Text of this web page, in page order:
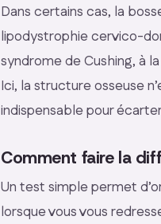
Dans certains cas, la
lipodystrophie cervico-
syndrome de Cushing, à
Ici, la structure osseuse
indispensable pour
Comment faire la
Un test simple permet
lorsque vous vous